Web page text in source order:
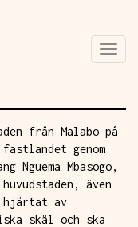
från Malabo på
genom
Nguema Mbasogo,
även
hjärtat av
skäl och ska